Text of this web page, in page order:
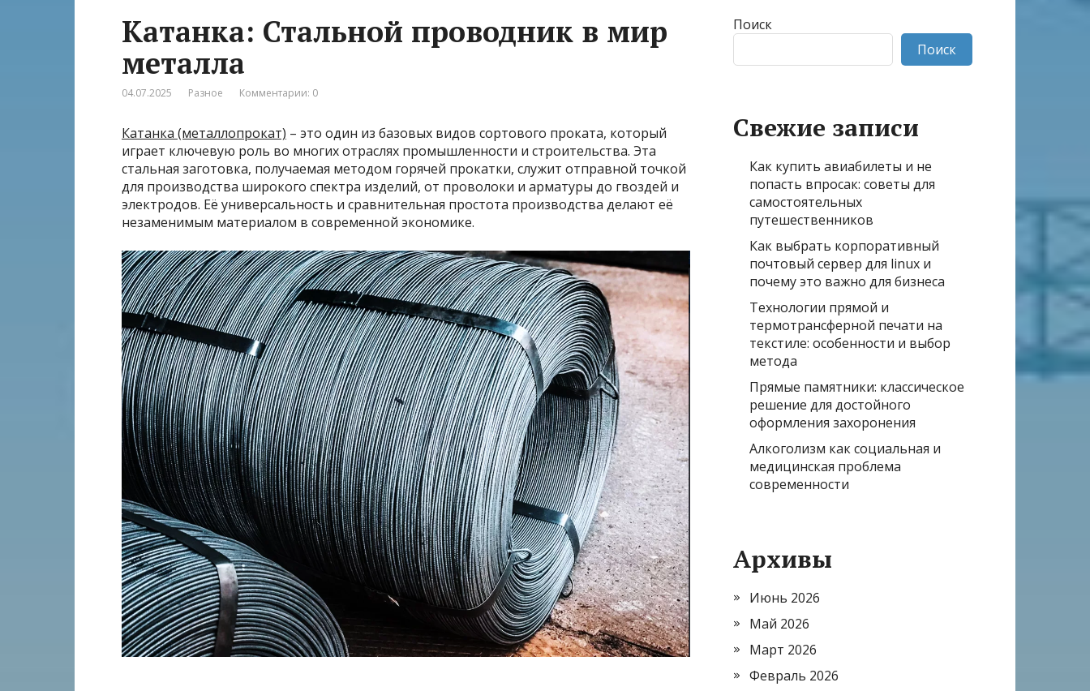
Катанка: Стальной проводник в мир
металла
04.07.2025 Разное Комментарии: 0
Катанка (металлопрокат) – это один из базовых видов сортового проката, который
играет ключевую роль во многих отраслях промышленности и строительства. Эта
стальная заготовка, получаемая методом горячей прокатки, служит отправной точкой
для производства широкого спектра изделий, от проволоки и арматуры до гвоздей и
электродов. Её универсальность и сравнительная простота производства делают её
незаменимым материалом в современной экономике.
Поиск
Поиск
Свежие записи
Как купить авиабилеты и не
попасть впросак: советы для
самостоятельных
путешественников
Как выбрать корпоративный
почтовый сервер для linux и
почему это важно для бизнеса
Технологии прямой и
термотрансферной печати на
текстиле: особенности и выбор
метода
Прямые памятники: классическое
решение для достойного
оформления захоронения
Алкоголизм как социальная и
медицинская проблема
современности
Архивы
Июнь 2026
Май 2026
Март 2026
Февраль 2026